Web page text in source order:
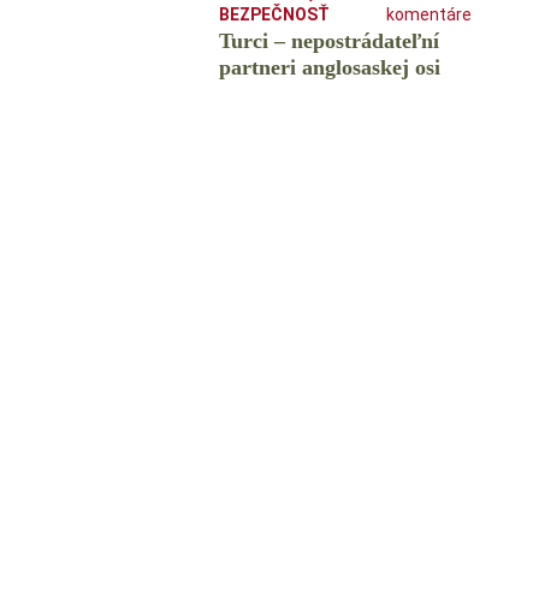
BEZPEČNOSŤ
komentáre
Turci – nepostrádateľní
partneri anglosaskej osi